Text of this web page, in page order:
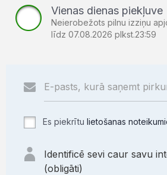
Vienas dienas piekļuve
Neierobežots pilnu izziņu
līdz 07.08.2026 plkst.23:59
Es piekrītu lietošanas
Identificē sevi caur savu
(obligāti)